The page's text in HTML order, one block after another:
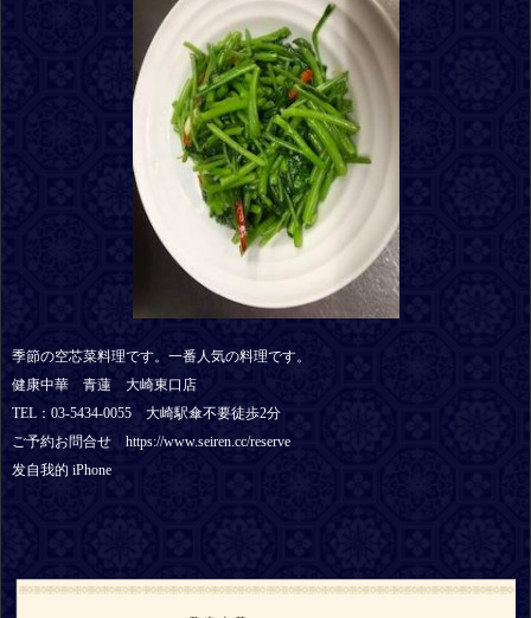
季節の空芯菜料理です。一番人気の料理です。
健康中華 青蓮 大崎東口店
TEL：03-5434-0055 大崎駅傘不要徒歩2分
ご予約お問合せ https://www.seiren.cc/reserve
发自我的 iPhone